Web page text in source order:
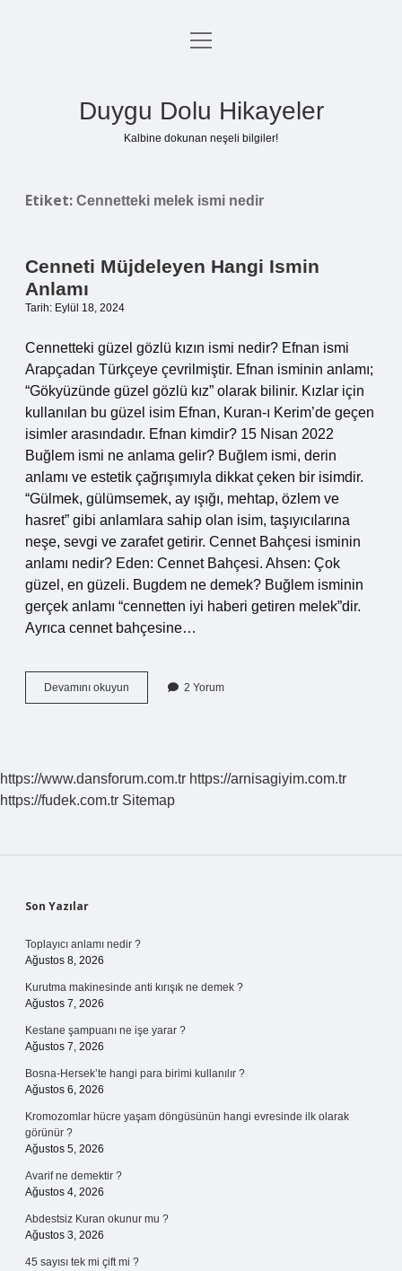
Anasayfa
menüyü
Duygu Dolu Hikayeler
Kalbine dokunan neşeli bilgiler!
Etiket: Cennetteki melek ismi nedir
Cenneti Müjdeleyen Hangi Ismin
Anlamı
Tarih: Eylül 18, 2024
Cennetteki güzel gözlü kızın ismi nedir? Efnan ismi
Arapçadan Türkçeye çevrilmiştir. Efnan isminin anlamı;
“Gökyüzünde güzel gözlü kız” olarak bilinir. Kızlar için
kullanılan bu güzel isim Efnan, Kuran-ı Kerim’de geçen
isimler arasındadır. Efnan kimdir? 15 Nisan 2022
Buğlem ismi ne anlama gelir? Buğlem ismi, derin
anlamı ve estetik çağrışımıyla dikkat çeken bir isimdir.
“Gülmek, gülümsemek, ay ışığı, mehtap, özlem ve
hasret” gibi anlamlara sahip olan isim, taşıyıcılarına
neşe, sevgi ve zarafet getirir. Cennet Bahçesi isminin
anlamı nedir? Eden: Cennet Bahçesi. Ahsen: Çok
güzel, en güzeli. Bugdem ne demek? Buğlem isminin
gerçek anlamı “cennetten iyi haberi getiren melek”dir.
Ayrıca cennet bahçesine…
Devamını okuyun
Müjdeleyen
2 Yorum
https://www.dansforum.com.tr https://arnisagiyim.com.tr
https://fudek.com.tr Sitemap
Sidebar
Son Yazılar
Toplayıcı anlamı nedir ?
Ağustos 8, 2026
Kurutma makinesinde anti kırışık ne demek ?
Ağustos 7, 2026
Kestane şampuanı ne işe yarar ?
Ağustos 7, 2026
Bosna-Hersek’te hangi para birimi kullanılır ?
Ağustos 6, 2026
Kromozomlar hücre yaşam döngüsünün hangi evresinde ilk olarak
görünür ?
Ağustos 5, 2026
Avarif ne demektir ?
Ağustos 4, 2026
Abdestsiz Kuran okunur mu ?
Ağustos 3, 2026
45 sayısı tek mi çift mi ?